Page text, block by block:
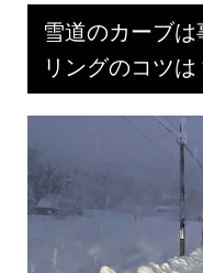
雪道のカーブ
リングのコツは